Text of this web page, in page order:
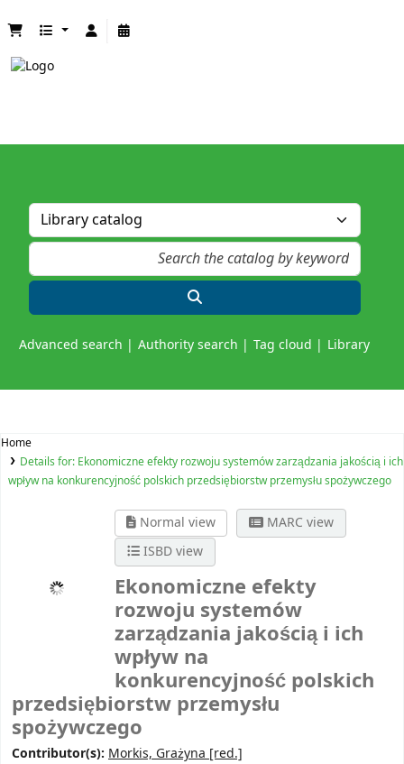
Advanced search Authority search Tag cloud Library
Home
Details for: Ekonomiczne efekty rozwoju systemów zarządzania jakością i ich
wpływ na konkurencyjność polskich przedsiębiorstw przemysłu spożywczego
Normal view
MARC view
ISBD view
Ekonomiczne efekty
rozwoju systemów
zarządzania jakością i ich
wpływ na
konkurencyjność polskich
przedsiębiorstw przemysłu
spożywczego
Contributor(s): Morkis, Grażyna [red.]